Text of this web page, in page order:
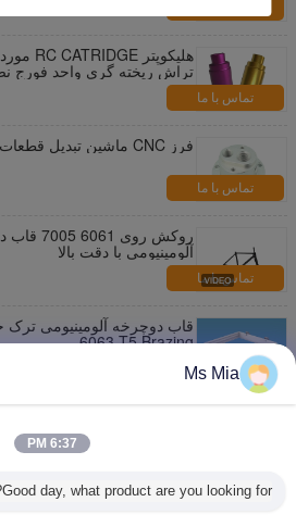
تراش ریخته گری واحد فورج
تماس با ما
فرز CNC ماشین تبدیل قطعات برای آبکاری پودر پوشش
تماس با ما
روکش
آلومینیومی با دقت بالا
تماس با ما
6063 T5 Brazing
تماس با ما
قاب دوچرخه آلومینیومی
Ms Mia
6:37 PM
Good day, what product are you looking for?